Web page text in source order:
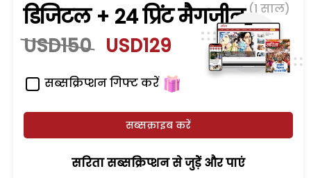
डिजिटल + 24 प्रिंट मैगजीन (1 साल)
USD150 USD129
सब्सक्रिप्शन गिफ्ट करें
सब्सक्राइब करें
सरिता सब्सक्रिप्शन से जुड़ेें और पाएं